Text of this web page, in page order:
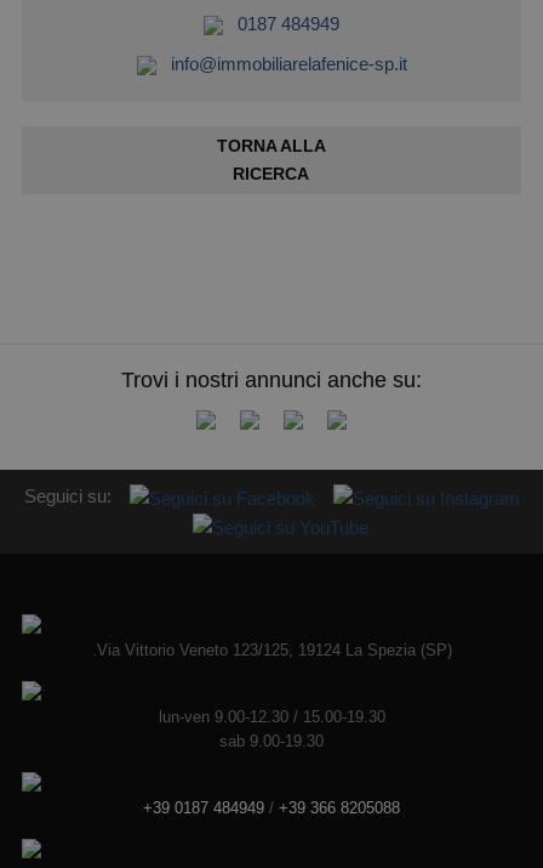
0187 484949
info@immobiliarelafenice-sp.it
TORNA ALLA
RICERCA
Trovi i nostri annunci anche su:
Seguici su:
.Via Vittorio Veneto 123/125, 19124 La Spezia (SP)
lun-ven 9.00-12.30 / 15.00-19.30
sab 9.00-19.30
+39 0187 484949 / +39 366 8205088